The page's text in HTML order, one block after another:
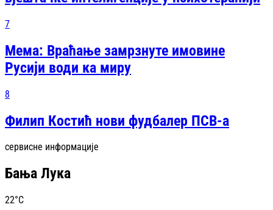
7
Мема: Враћање замрзнуте имовине
Русији води ка миру
8
Филип Костић нови фудбалер ПСВ-а
сервисне информације
Бања Лука
22°C